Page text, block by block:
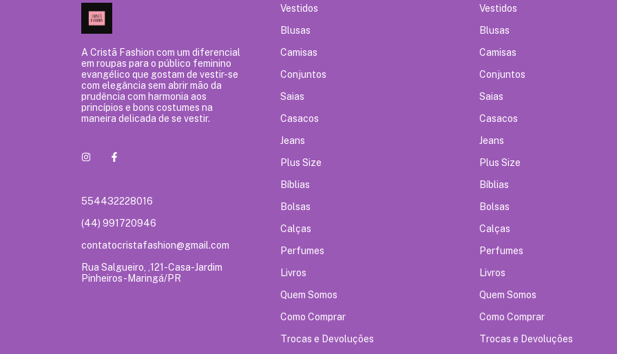
A Cristã Fashion com um diferencial
em roupas para o público feminino
evangélico que gostam de vestir-se
com elegância sem abrir mão da
prudência com harmonia aos
princípios e bons costumes na
maneira delicada de se vestir.
554432228016
(44) 991720946
contatocristafashion@gmail.com
Rua Salgueiro, ,121-Casa-Jardim
Pinheiros-Maringá/PR
Vestidos
Blusas
Camisas
Conjuntos
Saias
Casacos
Jeans
Plus Size
Bíblias
Bolsas
Calças
Perfumes
Livros
Quem Somos
Como Comprar
Trocas e Devoluções
Vestidos
Blusas
Camisas
Conjuntos
Saias
Casacos
Jeans
Plus Size
Bíblias
Bolsas
Calças
Perfumes
Livros
Quem Somos
Como Comprar
Trocas e Devoluções